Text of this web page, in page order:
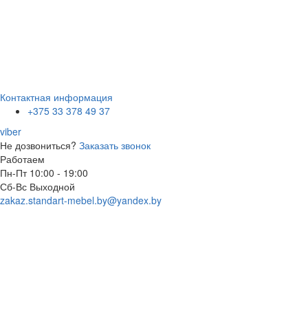
Контактная информация
+375 33 378 49 37
viber
Не дозвониться? Заказать звонок
Работаем
Пн-Пт 10:00 - 19:00
Сб-Вс Выходной
zakaz.standart-mebel.by@yandex.by